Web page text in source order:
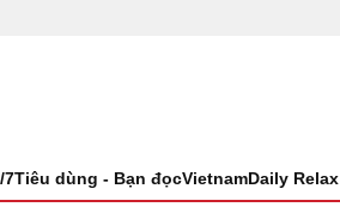
7Tiêu dùng - Bạn đọcVietnamDaily Relax